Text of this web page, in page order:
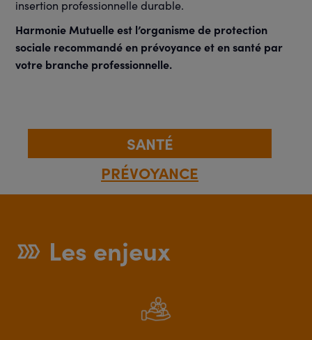
insertion professionnelle durable.
Harmonie Mutuelle est l’organisme de protection
sociale recommandé en prévoyance et en santé par
votre branche professionnelle.
SANTÉ
PRÉVOYANCE
Les enjeux